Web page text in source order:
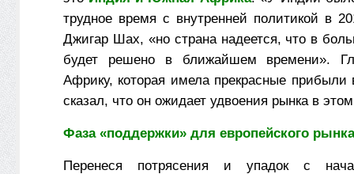
трудное время с внутренней политикой в
Джигар Шах, «но страна надеется, что в
будет решено в ближайшем времени».
Африку, которая имела прекрасные прибыли
сказал, что он ожидает удвоения рынка в этом
Фаза «поддержки» для европейского рынка
Перенеся потрясения и упадок с